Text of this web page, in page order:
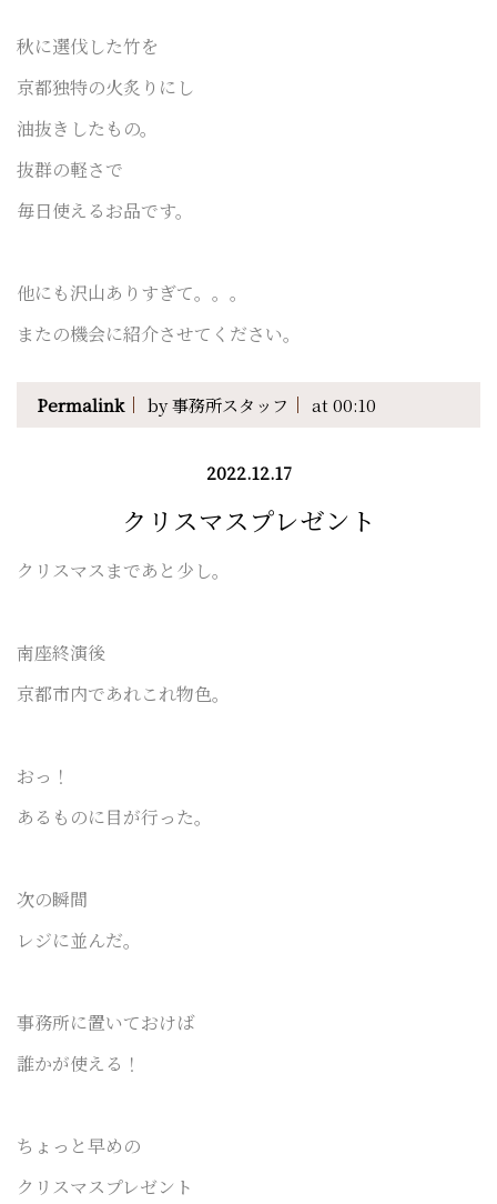
秋に選伐した竹を
京都独特の火炙りにし
油抜きしたもの。
抜群の軽さで
毎日使えるお品です。
他にも沢山ありすぎて。。。
またの機会に紹介させてください。
Permalink by 事務所スタッフ at 00:10
2022.12.17
クリスマスプレゼント
クリスマスまであと少し。
南座終演後
京都市内であれこれ物色。
おっ！
あるものに目が行った。
次の瞬間
レジに並んだ。
事務所に置いておけば
誰かが使える！
ちょっと早めの
クリスマスプレゼント